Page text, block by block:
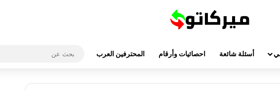
أسئلة شائعة احصائيات وأرقام المحترفين العرب